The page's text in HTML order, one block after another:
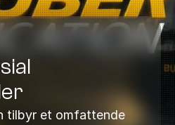
tilbyr et omfattende